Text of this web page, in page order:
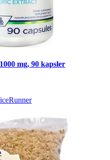
mg, 90 kapsler